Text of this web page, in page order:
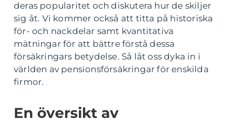
deras popularitet och diskutera hur de skiljer
sig åt. Vi kommer också att titta på historiska
för- och nackdelar samt kvantitativa
mätningar för att bättre förstå dessa
försäkringars betydelse. Så låt oss dyka in i
världen av pensionsförsäkringar för enskilda
firmor.
En översikt av